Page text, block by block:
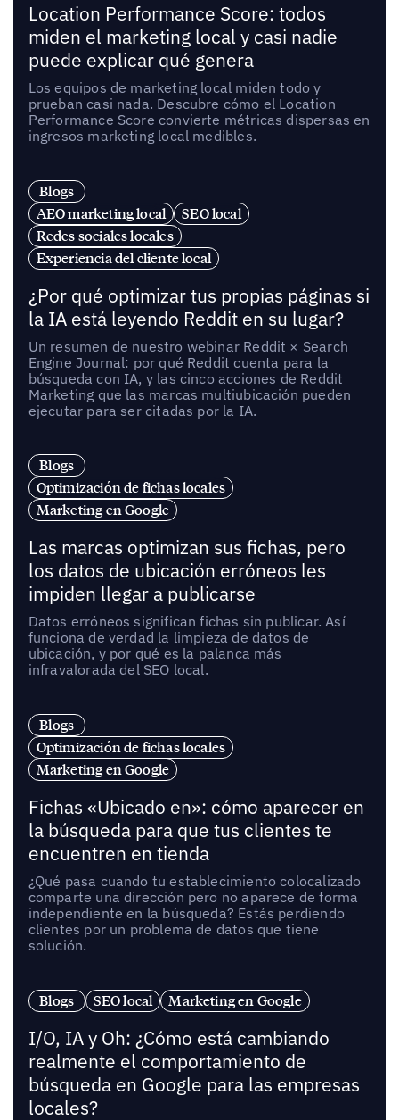
Location Performance Score: todos
miden el marketing local y casi nadie
puede explicar qué genera
Los equipos de marketing local miden todo y
prueban casi nada. Descubre cómo el Location
Performance Score convierte métricas dispersas en
ingresos marketing local medibles.
Blogs
AEO marketing local
SEO local
Redes sociales locales
Experiencia del cliente local
¿Por qué optimizar tus propias páginas si
la IA está leyendo Reddit en su lugar?
Un resumen de nuestro webinar Reddit × Search
Engine Journal: por qué Reddit cuenta para la
búsqueda con IA, y las cinco acciones de Reddit
Marketing que las marcas multiubicación pueden
ejecutar para ser citadas por la IA.
Blogs
Optimización de fichas locales
Marketing en Google
Las marcas optimizan sus fichas, pero
los datos de ubicación erróneos les
impiden llegar a publicarse
Datos erróneos significan fichas sin publicar. Así
funciona de verdad la limpieza de datos de
ubicación, y por qué es la palanca más
infravalorada del SEO local.
Blogs
Optimización de fichas locales
Marketing en Google
Fichas «Ubicado en»: cómo aparecer en
la búsqueda para que tus clientes te
encuentren en tienda
¿Qué pasa cuando tu establecimiento colocalizado
comparte una dirección pero no aparece de forma
independiente en la búsqueda? Estás perdiendo
clientes por un problema de datos que tiene
solución.
Blogs SEO local Marketing en Google
I/O, IA y Oh: ¿Cómo está cambiando
realmente el comportamiento de
búsqueda en Google para las empresas
locales?